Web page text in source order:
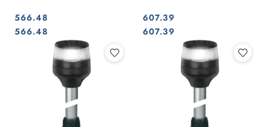
Cena:
566.48
Cena:
566.48 Cena:
607.39
Cena:
607.39